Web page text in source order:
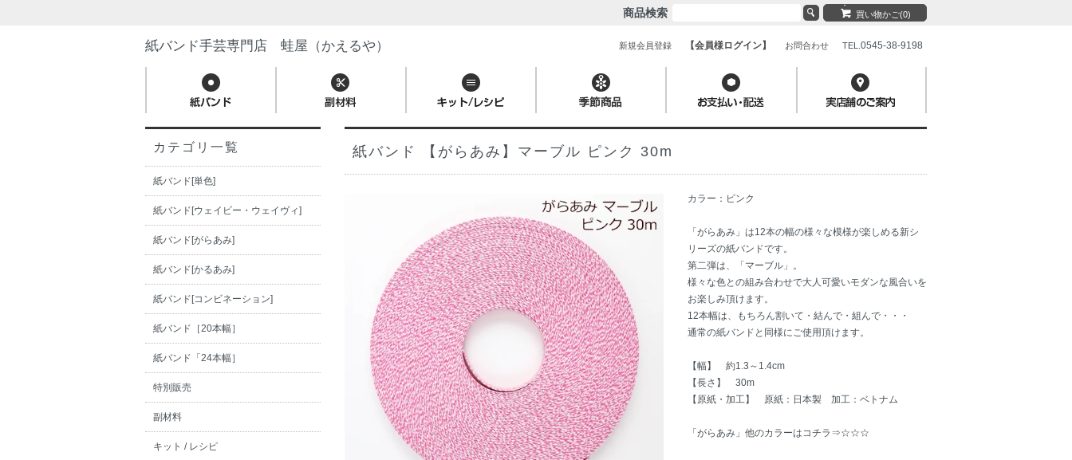
買い物かご(0)
商品検索
紙バンド手芸専門店 蛙屋（かえるや） 新規会員登録 【会員様ログイン】 お問合わせ TEL. 0545-38-9198
紙バンド 【がらあみ】マーブル ピンク 30m
カラー：ピンク
「がらあみ」は12本の幅の様々な模様が楽しめる新シ
リーズの紙バンドです。
第二弾は、「マーブル」。
様々な色との組み合わせで大人可愛いモダンな風合いを
お楽しみ頂けます。
12本幅は、もちろん割いて・結んで・組んで・・・
通常の紙バンドと同様にご使用頂けます。
【幅】 約1.3～1.4cm
【長さ】 30m
【原紙・加工】 原紙：日本製 加工：ベトナム
「がらあみ」 他のカラーはコチラ⇒☆☆☆
カテゴリ一覧
紙バンド[単色]
紙バンド[ウェイビー・ウェイヴィ]
紙バンド[がらあみ]
紙バンド[かるあみ]
紙バンド[コンビネーション]
紙バンド［20本幅］
紙バンド「24本幅］
特別販売
副材料
キット / レシピ